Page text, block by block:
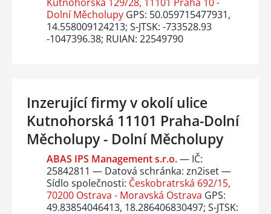
Dolní MěcholupyGPS: 50.059715477931,
14.558009124213; S-JTSK: -733528.93
-1047396.38; RUIAN: 22549790
Inzerující firmy v okolí ulice
Kutnohorská 11101 Praha-Dolní
Měcholupy - Dolní Měcholupy
ABAS IPS Management s.r.o.— IČ:
25842811 — Datová schránka: zn2iset —
Sídlo společnosti: Českobratrská 692/15,
70200 Ostrava - Moravská Ostrava GPS:
49.83854046413, 18.286406830497; S-JTSK: